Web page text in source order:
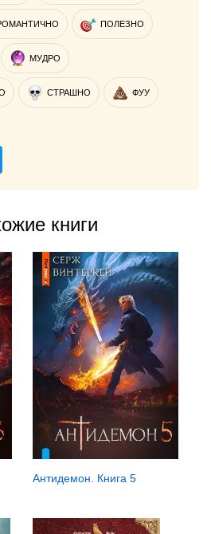
ПОЛЕЗНО
МУДРО
СТРАШНО ФУУ
книги
Антидемон. Книга 5